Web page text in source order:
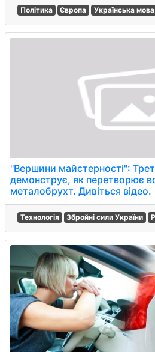
Політика Європа Українська мова
"Вершини майстерності":
демонструє, як перетворює
металобрухт. Дивіться відео.
Технологія Збройні сили України